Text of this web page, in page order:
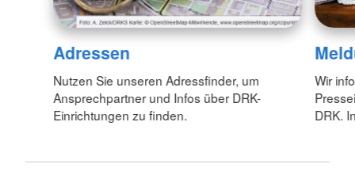
Adressen
Nutzen Sie unseren Adressfinder, um
Ansprechpartner und Infos über DRK-
Einrichtungen zu finden.
Wir
DRK.